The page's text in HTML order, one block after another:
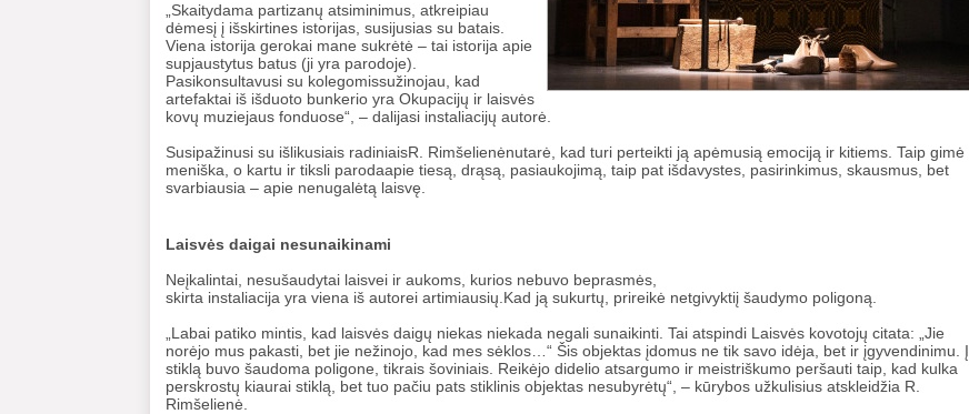
„Skaitydama partizanų atsiminimus, atkreipiau
dėmesį į išskirtines istorijas, susijusias su batais.
Viena istorija gerokai mane sukrėtė – tai istorija apie
supjaustytus batus (ji yra parodoje).
Pasikonsultavusi su kolegomissužinojau, kad
artefaktai iš išduoto bunkerio yra Okupacijų ir laisvės
kovų muziejaus fonduose“, – dalijasi instaliacijų autorė.
Susipažinusi su išlikusiais radiniaisR. Rimšelienėnutarė, kad turi perteikti ją apėmusią emociją ir kitiems. Taip gimė
meniška, o kartu ir tiksli parodaapie tiesą, drąsą, pasiaukojimą, taip pat išdavystes, pasirinkimus, skausmus, bet
svarbiausia – apie nenugalėtą laisvę.
Laisvės daigai nesunaikinami
Neįkalintai, nesušaudytai laisvei ir aukoms, kurios nebuvo beprasmės,
skirta instaliacija yra viena iš autorei artimiausių.Kad ją sukurtų, prireikė netgivyktiį šaudymo poligoną.
„Labai patiko mintis, kad laisvės daigų niekas niekada negali sunaikinti. Tai atspindi Laisvės kovotojų citata: „Jie
norėjo mus pakasti, bet jie nežinojo, kad mes sėklos…“ Šis objektas įdomus ne tik savo idėja, bet ir įgyvendinimu. Į
stiklą buvo šaudoma poligone, tikrais šoviniais. Reikėjo didelio atsargumo ir meistriškumo peršauti taip, kad kulka
perskrostų kiaurai stiklą, bet tuo pačiu pats stiklinis objektas nesubyrėtų“, – kūrybos užkulisius atskleidžia R.
Rimšelienė.